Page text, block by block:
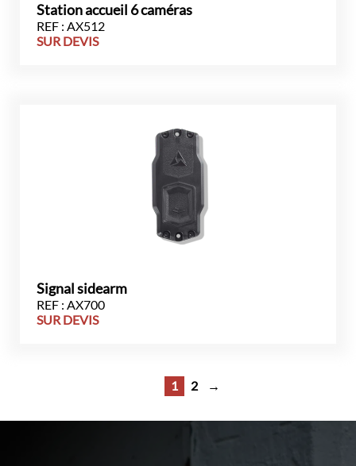
Station accueil 6 caméras
REF : AX512
SUR DEVIS
Signal sidearm
REF : AX700
SUR DEVIS
1 2 →